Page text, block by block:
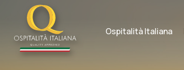
Ospitalità Italiana